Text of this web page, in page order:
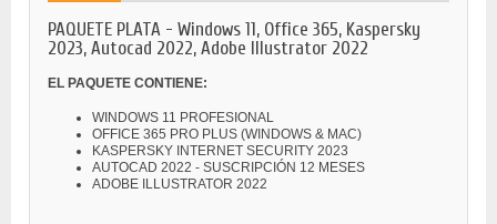
PAQUETE PLATA - Windows 11, Office 365, Kaspersky
2023, Autocad 2022, Adobe Illustrator 2022
EL PAQUETE CONTIENE:
WINDOWS 11 PROFESIONAL
OFFICE 365 PRO PLUS (WINDOWS & MAC)
KASPERSKY INTERNET SECURITY 2023
AUTOCAD 2022 - SUSCRIPCIÓN 12 MESES
ADOBE ILLUSTRATOR 2022